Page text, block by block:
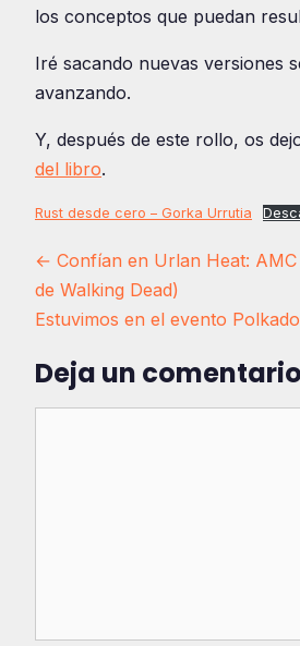
los conceptos que puedan
Iré sacando nuevas versiones
avanzando.
Y, después de este rollo, os
del libro.
Rust desde cero – Gorka Urrutia
Navegación
de
← Confían en Urlan Heat:
de Walking Dead)
Estuvimos en el evento
Deja un comentario